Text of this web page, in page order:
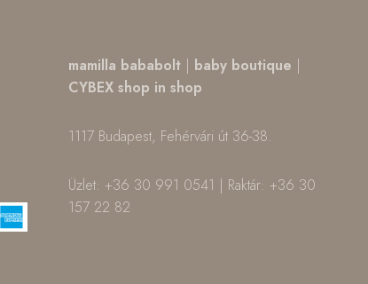
mamilla bababolt | baby boutique |
CYBEX shop in shop
1117 Budapest, Fehérvári út 36-38.
Üzlet: +36 30 991 0541 | Raktár: +36 30
157 22 82